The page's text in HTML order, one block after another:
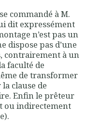
commandé à M.
dit expressément
n’est pas un
dispose pas d’une
contrairement à un
faculté de
de transformer
clause de
Enfin le prêteur
ou indirectement